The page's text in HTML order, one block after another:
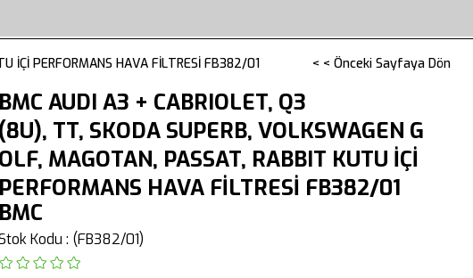
İÇİ PERFORMANS HAVA FİLTRESİ FB382/01 < < Önceki Sayfaya Dön
BMC AUDI A3 + CABRIOLET, Q3
(8U), TT, SKODA SUPERB, VOLKSWAGEN G
OLF, MAGOTAN, PASSAT, RABBIT KUTU İÇİ
PERFORMANS HAVA FİLTRESİ FB382/01
BMC
Kodu (FB382/01)